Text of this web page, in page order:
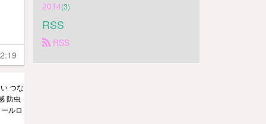
つな
防虫
ルロ
2014(3)
RSS
RSS